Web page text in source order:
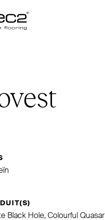
Black Hole, Colourful Quasar